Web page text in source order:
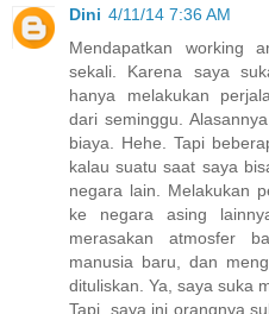
Dini 4/11/14 7:36 AM
Mendapatkan working
sekali. Karena saya
hanya melakukan
dari seminggu.
biaya. Hehe. Tapi
kalau suatu saat saya
negara lain. Melakukan
ke negara asing
merasakan atmosfer
manusia baru, dan
dituliskan. Ya, saya suka
Tapi, saya ini orangnya